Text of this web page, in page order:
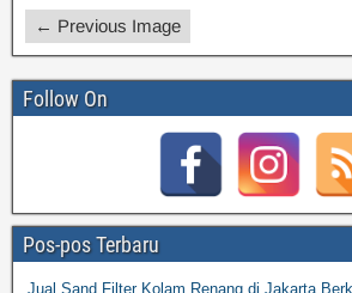
← Previous Image
Follow On
Pos-pos Terbaru
Jual Sand Filter Kolam Renang di Jakarta